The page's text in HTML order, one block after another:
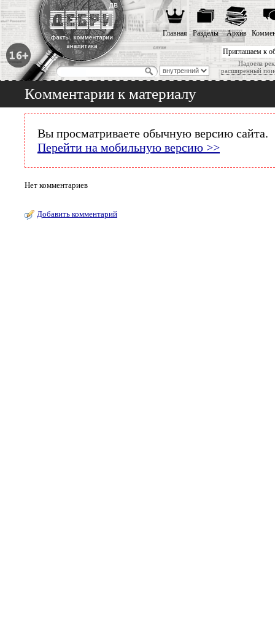
Приглашаем к
Надоела
расширенный
Главная Разделы Архив
Комментарии к материалу
Вы просматриваете обычную версию сайта.
Перейти на мобильную версию >>
Нет комментариев
Добавить комментарий